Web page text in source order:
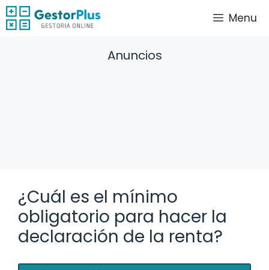
Saltar
al
Menu
Anuncios
¿Cuál es el mínimo
obligatorio para hacer la
declaración de la renta?